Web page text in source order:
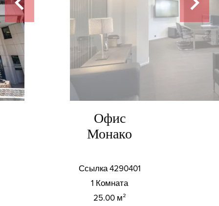
Офис
Монако
Ссылка4290401
1 Комната
25.00м²